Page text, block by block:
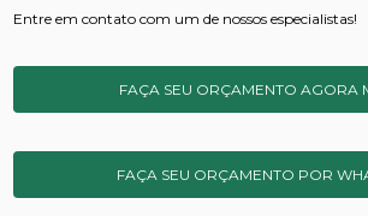
Entre em contato com um de nossos especialistas!
FAÇA SEU ORÇAMENTO AGORA
FAÇA SEU ORÇAMENTO POR